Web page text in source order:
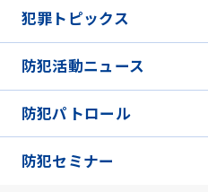
犯罪トピックス
防犯活動ニュース
防犯パトロール
防犯セミナー